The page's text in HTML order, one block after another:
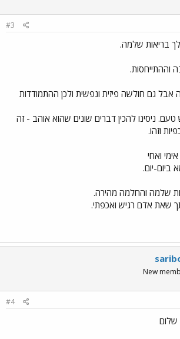
#3
בריאות שלמה.
וההתייחסות.
אבל גם חולשה פיזית ונפשית ולכן ההתמודדות
טעם. ניסינו להכין דברים שונים שהוא אוהב - זה
וזהו.
ואחי
ביום-יום.
שלמה והחלמה מהירה.
שאת אדם רגיש ואכפתי.
New
#4